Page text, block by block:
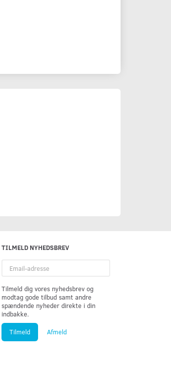
TILMELD NYHEDSBREV
adresse
Tilmeld dig vores nyhedsbrev og
modtag gode tilbud samt andre
spændende nyheder direkte i din
indbakke.
Tilmeld Afmeld